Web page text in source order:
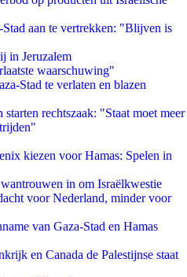
Stad aan te vertrekken: "Blijven is
in Jeruzalem
waarschuwing"
Stad te verlaten en blazen
starten rechtszaak: "Staat moet meer
kiezen voor Hamas: Spelen in
in om Israëlkwestie
voor Nederland, minder voor
van Gaza-Stad en Hamas
en Canada de Palestijnse staat